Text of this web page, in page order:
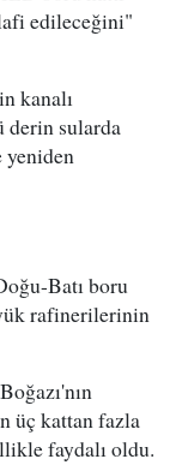
edileceğini"
kanalı
derin sularda
yeniden
Batı boru
rafinerilerinin
üç kattan fazla
faydalı oldu.